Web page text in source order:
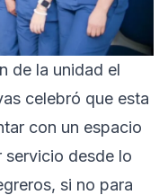
de la unidad el
celebró que esta
con un espacio
servicio desde lo
si no para